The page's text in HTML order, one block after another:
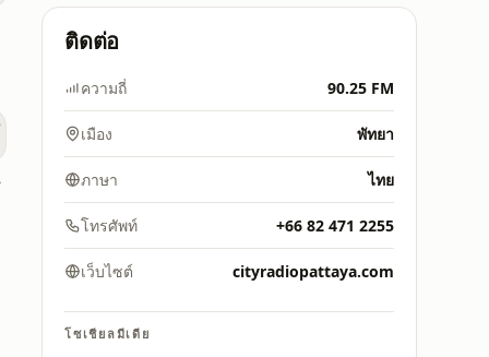
ติดต่อ
ความถี่ 90.25 FM
เมือง พัทยา
ภาษา ไทย
โทรศัพท์ +66 82 471 2255
เว็บไซต์ cityradiopattaya.com
โซเชียลมีเดีย